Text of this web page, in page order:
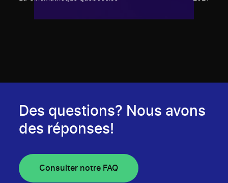
Des questions? Nous avons
des réponses!
Consulter notre FAQ